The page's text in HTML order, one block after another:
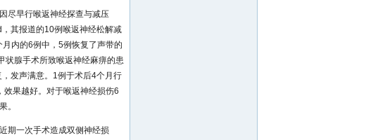
尽早行喉返神经探查与减压
其报道的10例喉返神经松解减
内的6例中，5例恢复了声带的
状腺手术所致喉返神经麻痹的患
发声满意。1例于术后4个月行
果越好。对于喉返神经损伤6
。
期一次手术造成双侧神经损